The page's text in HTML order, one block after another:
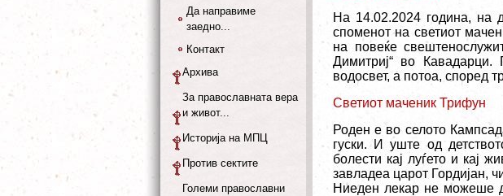
На 14.02.2024 година, на
споменот на светиот
на повеќе
Димитриј“ во
водосвет, а потоа, според
Светиот маченик Трифун
Роден е во селото
гуски. И уште од
болести кај луѓето и кај
завладеа царот Гордијан,
Ниеден лекар не можеше
Да направиме
заедно...
Контакт
Архива
За православната вера
и живот...
Историја на МПЦ
Против сектите
Големи православни